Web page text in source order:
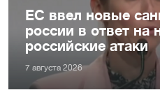
ЕС ввел новые
россии в ответ на
российские атаки
7 августа 2026